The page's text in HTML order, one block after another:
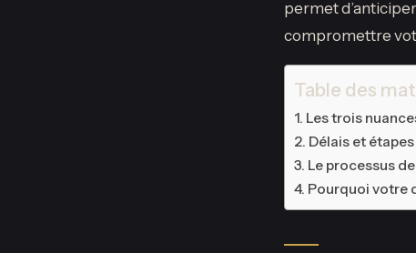
permet
compromettre
Table des
Les trois
Délais et
Le processus
Pourquoi votre